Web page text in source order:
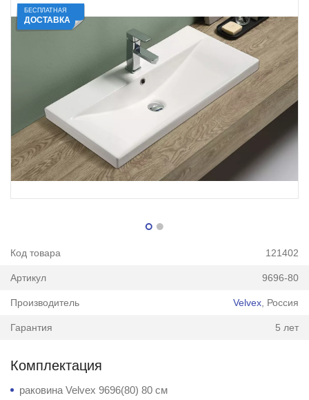
БЕСПЛАТНАЯ
ДОСТАВКА
Код товара 121402
Артикул 9696-80
Производитель Velvex , Россия
Гарантия 5 лет
Комплектация
раковина Velvex 9696(80) 80 см